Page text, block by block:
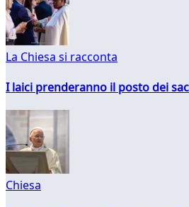
La Chiesa si racconta
I laici prenderanno il posto dei
Chiesa